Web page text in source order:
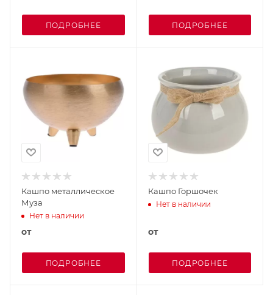
ПОДРОБНЕЕ ПОДРОБНЕЕ
Кашпо металлическое
Муза
Нет в наличии
от
ПОДРОБНЕЕ
Кашпо Горшочек
Нет в наличии
от
ПОДРОБНЕЕ